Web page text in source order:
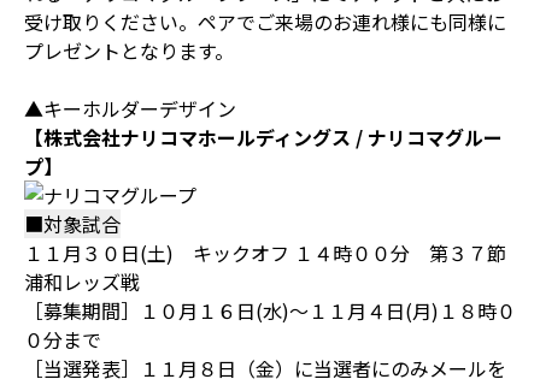
受け取りください。ペアでご来場のお連れ様にも同様に
プレゼントとなります。
▲キーホルダーデザイン
【株式会社ナリコマホールディングス / ナリコマグルー
プ】
■対象試合
１１月３０日(土) キックオフ １４時００分 第３７節
浦和レッズ戦
［募集期間］１０月１６日(水)～１１月４日(月)１８時０
０分まで
［当選発表］１１月８日（金）に当選者にのみメールを